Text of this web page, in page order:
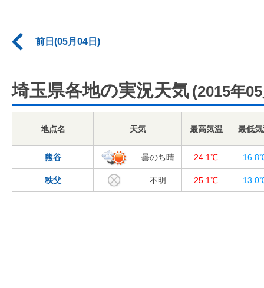
前日(05月04日)
埼玉県各地の実況天気 (2015年
地点名 天気 最高気温 最低
熊谷 曇のち晴 24.1℃
秩父 不明 25.1℃